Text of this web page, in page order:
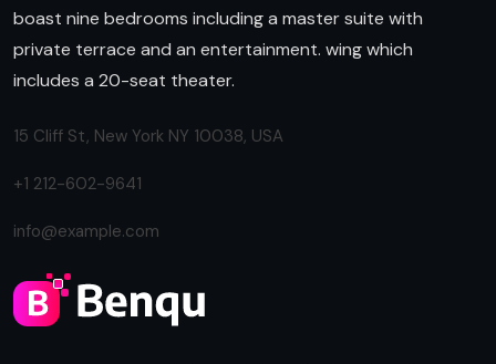
boast nine bedrooms including a master suite with
private terrace and an entertainment. wing which
includes a 20-seat theater.
15 Cliff St, New York NY 10038, USA
+1 212-602-9641
info@example.com